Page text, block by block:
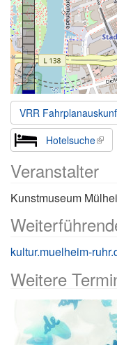
VRR
Hotelsuche
Veranstalter
Kunstmuseum
kultur.muelheim-
Weitere